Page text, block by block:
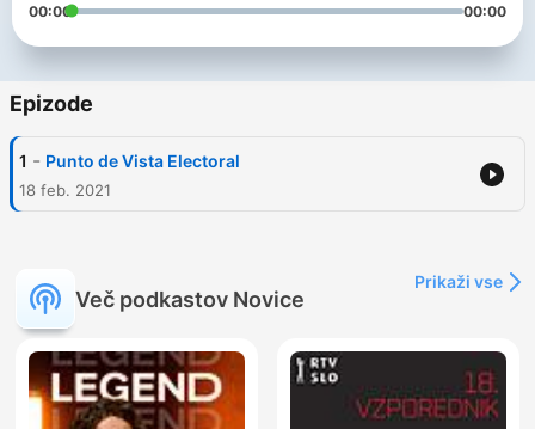
00:00 00:00
Epizode
1 - Punto de Vista Electoral
18 feb. 2021
Več podkastov Novice
Prikaži vse